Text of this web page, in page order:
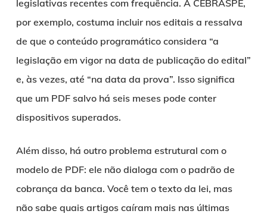
legislativas recentes com frequência. A CEBRASPE,
por exemplo, costuma incluir nos editais a ressalva
de que o conteúdo programático considera “a
legislação em vigor na data de publicação do edital”
e, às vezes, até “na data da prova”. Isso significa
que um PDF salvo há seis meses pode conter
dispositivos superados.
Além disso, há outro problema estrutural com o
modelo de PDF: ele não dialoga com o padrão de
cobrança da banca. Você tem o texto da lei, mas
não sabe quais artigos caíram mais nas últimas